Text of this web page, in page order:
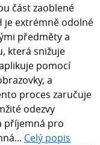
část zaoblené
je extrémně odolné
předměty a
která snižuje
pomocí
a
proces zaručuje
odezvy
příjemná pro
Celý popis